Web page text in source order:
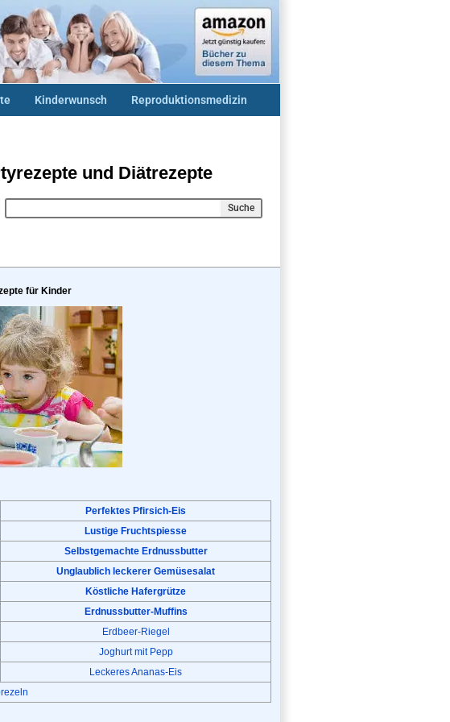
Kinderwunsch Reproduktionsmedizin
und Diätrezepte
Suche
für Kinder
Perfektes Pfirsich-Eis
Lustige Fruchtspiesse
Selbstgemachte Erdnussbutter
Unglaublich leckerer Gemüsesalat
Köstliche Hafergrütze
Erdnussbutter-Muffins
Erdbeer-Riegel
Joghurt mit Pepp
Leckeres Ananas-Eis